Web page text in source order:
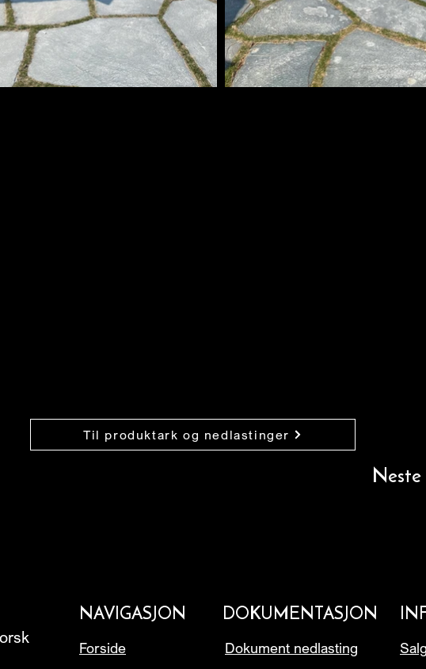
Til produktark og nedlastinger
NAVIGASJON
Forside
DOKUMENTASJON
Dokument nedlasting